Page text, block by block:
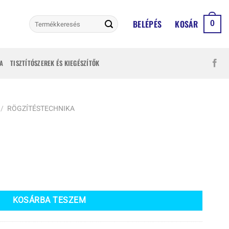
Keresés
a
BELÉPÉS KOSÁR 0
TISZTÍTÓSZEREK ÉS KIEGÉSZÍTŐK
/ RÖGZÍTÉSTECHNIKA
KOSÁRBA TESZEM